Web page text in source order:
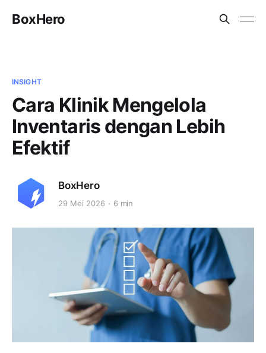
BoxHero
INSIGHT
Cara Klinik Mengelola
Inventaris dengan Lebih
Efektif
BoxHero
29 Mei 2026 6 min